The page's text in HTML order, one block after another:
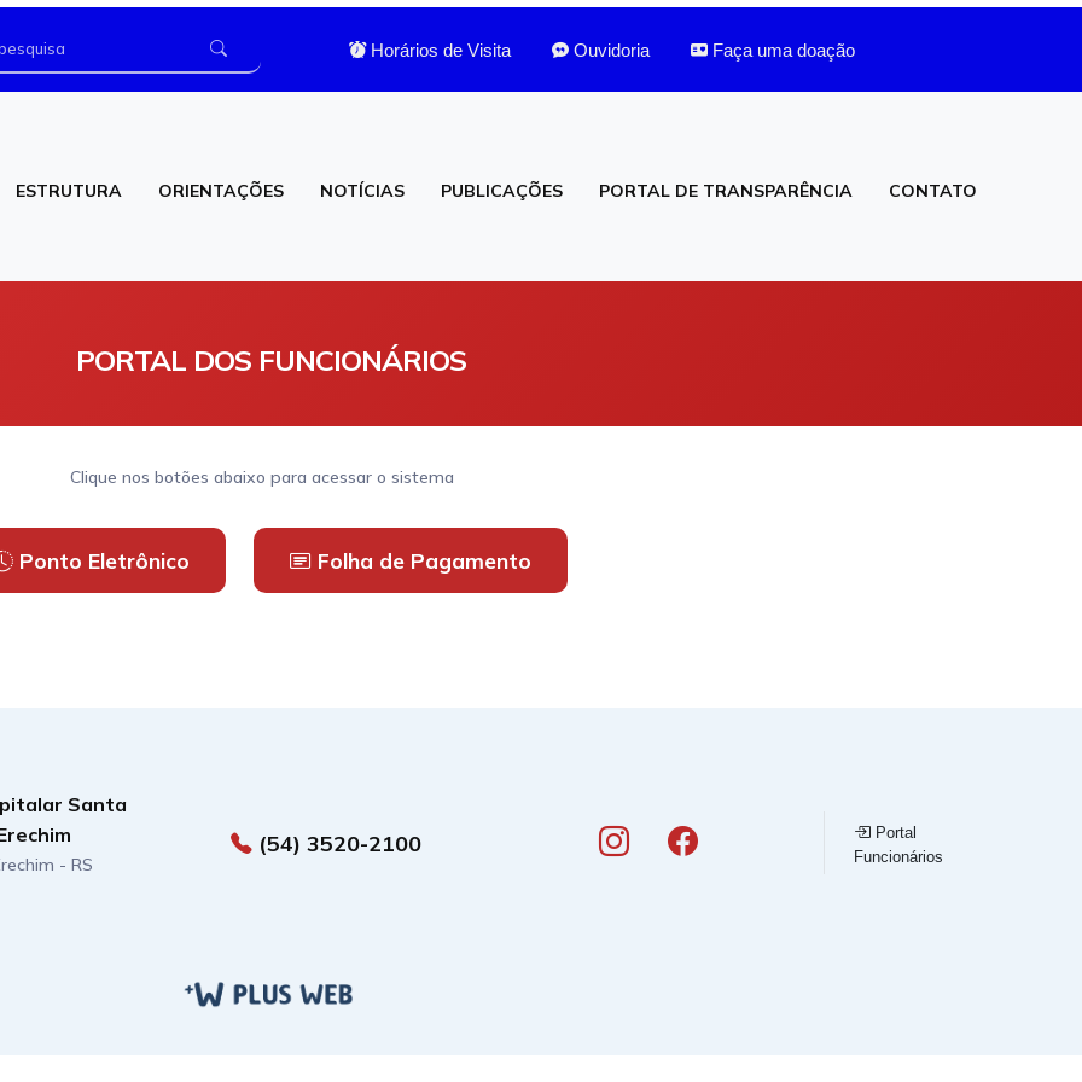
Horários de Visita Ouvidoria Faça uma doação
ESTRUTURA ORIENTAÇÕES NOTÍCIAS PUBLICAÇÕES PORTAL DE TRANSPARÊNCIA CONTATO
PORTAL DOS FUNCIONÁRIOS
Clique nos botões abaixo para acessar o sistema
Ponto Eletrônico Folha de Pagamento
Santa
- RS
(54) 3520-2100
Portal
Funcionários